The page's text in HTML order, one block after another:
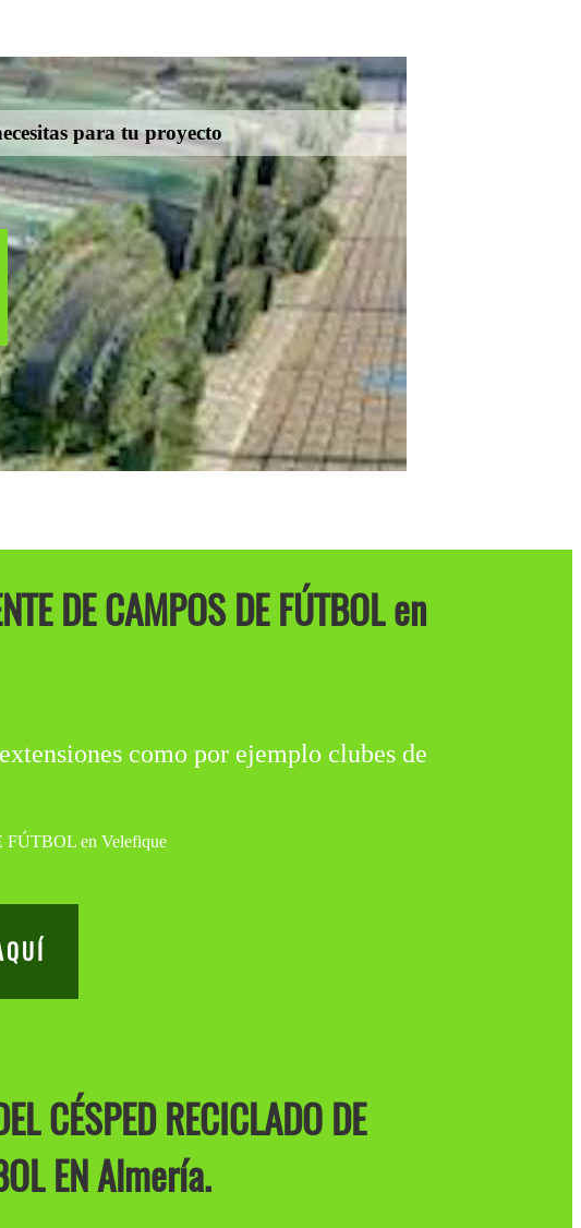
para tu proyecto
DE CAMPOS DE FÚTBOL en
como por ejemplo clubes de
CÉSPED RECICLADO DE
EN Almería.